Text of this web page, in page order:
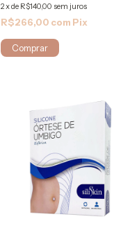
2xde R$140,00 sem juros
R$266,00 com Pix
Comprar